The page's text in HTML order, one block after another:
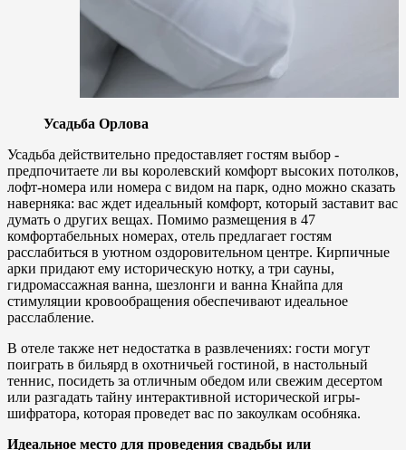
Усадьба Орлова
Усадьба действительно предоставляет гостям выбор -
предпочитаете ли вы королевский комфорт высоких потолков,
лофт-номера или номера с видом на парк, одно можно сказать
наверняка: вас ждет идеальный комфорт, который заставит вас
думать о других вещах. Помимо размещения в 47
комфортабельных номерах, отель предлагает гостям
расслабиться в уютном оздоровительном центре. Кирпичные
арки придают ему историческую нотку, а три сауны,
гидромассажная ванна, шезлонги и ванна Кнайпа для
стимуляции кровообращения обеспечивают идеальное
расслабление.
В отеле также нет недостатка в развлечениях: гости могут
поиграть в бильярд в охотничьей гостиной, в настольный
теннис, посидеть за отличным обедом или свежим десертом
или разгадать тайну интерактивной исторической игры-
шифратора, которая проведет вас по закоулкам особняка.
Идеальное место для проведения свадьбы или